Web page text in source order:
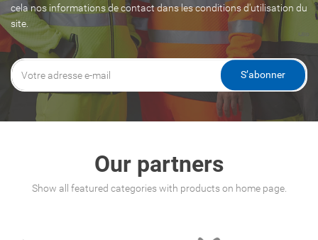
cela nos informations de contact dans les conditions d'utilisation du
site.
S’abonner
Our partners
Show all featured categories with products on home page.